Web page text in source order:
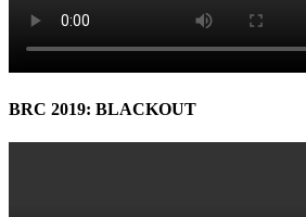
BRC 2019: BLACKOUT